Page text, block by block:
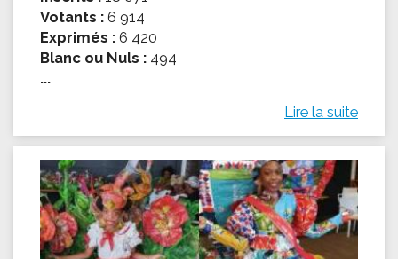
Votants : 6 914
Exprimés : 6 420
Blanc ou Nuls : 494
...
Lire la suite